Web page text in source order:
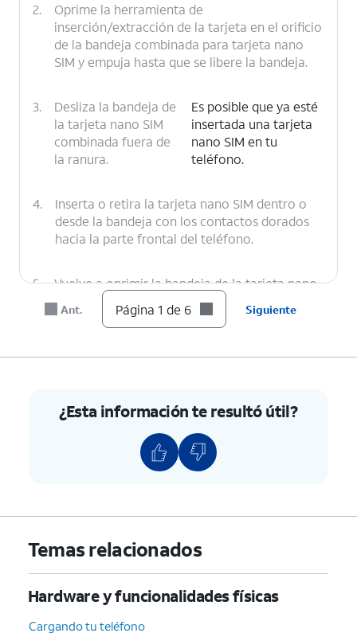
2.
Oprime la herramienta de
inserción/extracción de la tarjeta en el orificio
de la bandeja combinada para tarjeta nano
SIM y empuja hasta que se libere la bandeja.
3.
Desliza la bandeja de
la tarjeta nano SIM
combinada fuera de
la ranura.
Es posible que ya esté
insertada una tarjeta
nano SIM en tu
teléfono.
4.
Inserta o retira la tarjeta nano SIM dentro o
desde la bandeja con los contactos dorados
hacia la parte frontal del teléfono.
5.
Vuelve a oprimir la bandeja de la tarjeta nano
SIM combinada en la ranura hasta que haga
clic, asegurándote de que esté segura.
6. ¡Completaste los pasos!
Ant. Página 1 de 6 Siguiente
¿Esta información te resultó útil?
Temas relacionados
Hardware y funcionalidades físicas
Cargando tu teléfono